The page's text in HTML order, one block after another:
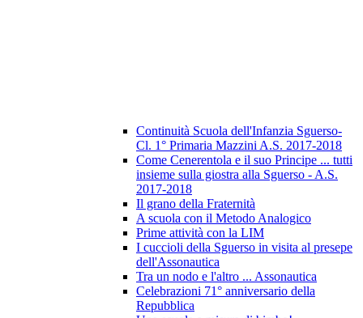
Continuità Scuola dell'Infanzia Sguerso-
Cl. 1° Primaria Mazzini A.S. 2017-2018
Come Cenerentola e il suo Principe ... tutti
insieme sulla giostra alla Sguerso - A.S.
2017-2018
Il grano della Fraternità
A scuola con il Metodo Analogico
Prime attività con la LIM
I cuccioli della Sguerso in visita al presepe
dell'Assonautica
Tra un nodo e l'altro ... Assonautica
Celebrazioni 71° anniversario della
Repubblica